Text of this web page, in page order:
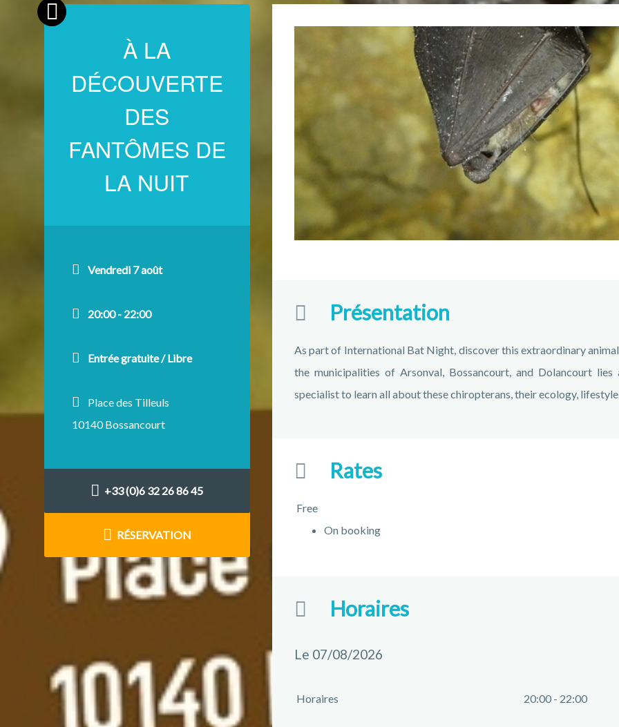
À LA
DÉCOUVERTE
DES
FANTÔMES DE
LA NUIT
Vendredi 7 août
20:00 - 22:00
Entrée gratuite / Libre
Place des Tilleuls
10140 Bossancourt
+33 (0)6 32 26 86 45
RÉSERVATION
Présentation
As part of International Bat Night, discover this extraordinary
the municipalities of Arsonval, Bossancourt, and Dolancourt
specialist to learn all about these chiropterans, their ecology,
Rates
Free
On booking
Horaires
Le 07/08/2026
Horaires 20:00 - 22:00